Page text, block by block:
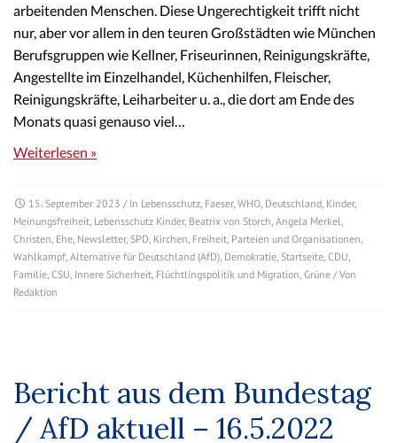
arbeitenden Menschen. Diese Ungerechtigkeit trifft nicht
nur, aber vor allem in den teuren Großstädten wie München
Berufsgruppen wie Kellner, Friseurinnen, Reinigungskräfte,
Angestellte im Einzelhandel, Küchenhilfen, Fleischer,
Reinigungskräfte, Leiharbeiter u. a., die dort am Ende des
Monats quasi genauso viel…
Weiterlesen »
15. September 2023 / In Lebensschutz Faeser, WHO Deutschland Kinder,
Meinungsfreiheit Lebensschutz Kinder, Beatrix von Storch Angela Merkel
Christen Ehe Newsletter, SPD Kirchen Freiheit Parteien und Organisationen
Wahlkampf Alternative für Deutschland (AfD) Demokratie Startseite CDU
Familie CSU Innere Sicherheit Flüchtlingspolitik und Migration Grüne / Von
Redaktion
Bericht aus dem Bundestag
/ AfD aktuell – 16.5.2022